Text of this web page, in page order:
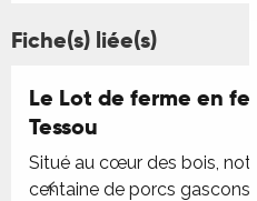
Fiche(s) liée(s)
Le Lot de ferme en
Tessou
Situé au cœur des bois,
centaine de porcs gascons